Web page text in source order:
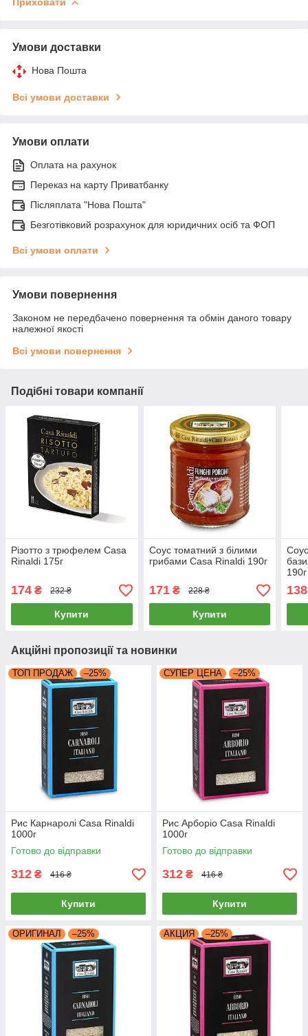
Умови доставки
Нова Пошта
Всі умови доставки
Умови оплати
Оплата на рахунок
Переказ на карту Приватбанку
Післяплата "Нова Пошта"
Безготівковий розрахунок для юридичних осіб та ФОП
Всі умови оплати
Умови повернення
Законом не передбачено повернення та обмін даного товару
належної якості
Всі умови повернення
Подібні товари компанії
Різотто з трюфелем Casa
Rinaldi 175г
174 ₴ 232 ₴
Купити
Соус томатний з білими
грибами Casa Rinaldi 190г
171₴ 228 ₴
Купити
190г
138
Акційні пропозиції та новинки
ТОП ПРОДАЖ –25%
Рис Карнаролі Casa Rinaldi
1000г
Готово до відправки
312 ₴ 416 ₴
Купити
СУПЕР ЦЕНА –25%
Рис Арборіо Casa Rinaldi
1000г
Готово до відправки
312 ₴ 416 ₴
Купити
ОРИГИНАЛ –25% АКЦИЯ –25%